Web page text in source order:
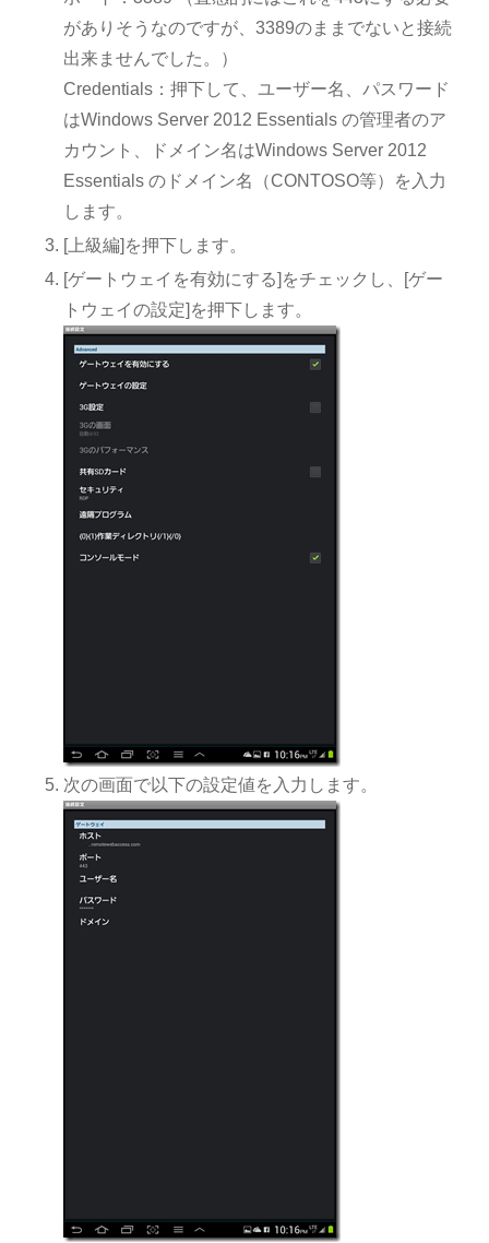
がありそうなのですが、3389のままでないと接続
出来ませんでした。）
Credentials：押下して、ユーザー名、パスワード
はWindows Server 2012 Essentials の管理者のア
カウント、ドメイン名はWindows Server 2012
Essentials のドメイン名（CONTOSO等）を入力
します。
[上級編]を押下します。
[ゲートウェイを有効にする]をチェックし、[ゲー
トウェイの設定]を押下します。
次の画面で以下の設定値を入力します。